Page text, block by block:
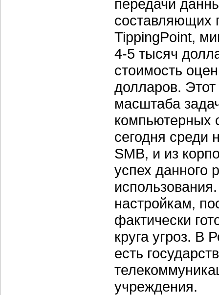
передачи
составляющих
TippingPoint,
4-5 тысяч
стоимость
долларов. Этот
масштаба
компьютерных
сегодня среди
SMB, и из
успех данного
настройкам,
фактически
круга угроз. В
есть
учреждения.